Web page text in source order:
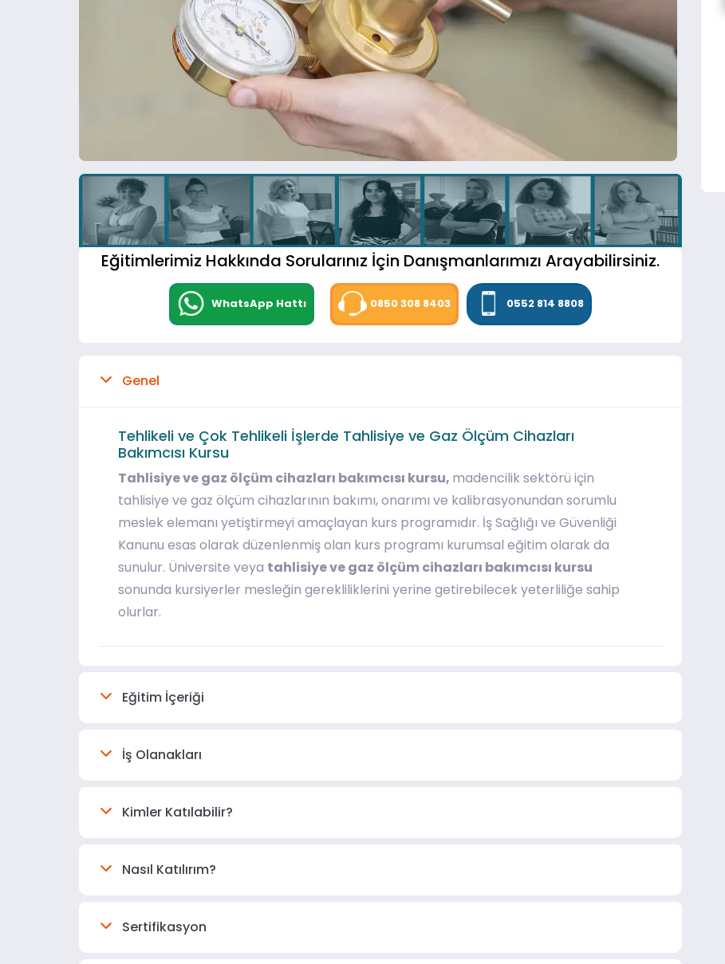
Eğitimlerimiz Hakkında Sorularınız İçin Danışmanlarımızı Arayabilirsiniz.
WhatsApp Hattı 0850 308 8403 0552 814 8808
Genel
Tehlikeli ve Çok Tehlikeli İşlerde Tahlisiye ve Gaz Ölçüm Cihazları
Bakımcısı Kursu
Tahlisiye ve gaz ölçüm cihazları bakımcısı kursu, madencilik sektörü için
tahlisiye ve gaz ölçüm cihazlarının bakımı, onarımı ve kalibrasyonundan sorumlu
meslek elemanı yetiştirmeyi amaçlayan kurs programıdır. İş Sağlığı ve Güvenliği
Kanunu esas olarak düzenlenmiş olan kurs programı kurumsal eğitim olarak da
sunulur. Üniversite veya tahlisiye ve gaz ölçüm cihazları bakımcısı kursu
sonunda kursiyerler mesleğin gerekliliklerini yerine getirebilecek yeterliliğe sahip
olurlar.
Eğitim İçeriği
İş Olanakları
Kimler Katılabilir?
Nasıl Katılırım?
Sertifikasyon